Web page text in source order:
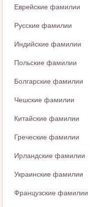
Еврейские фамилии
Русские фамилии
Индийские фамилии
Польские фамилии
Болгарские фамилии
Чешские фамилии
Китайские фамилии
Греческие фамилии
Ирландские фамилии
Украинские фамилии
Французские фамилии